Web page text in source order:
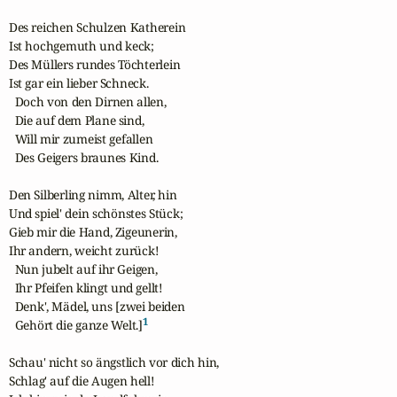
Des reichen Schulzen Katherein
Ist hochgemuth und keck;
Des Müllers rundes Töchterlein
Ist gar ein lieber Schneck.
  Doch von den Dirnen allen,
  Die auf dem Plane sind,
  Will mir zumeist gefallen
  Des Geigers braunes Kind.
Den Silberling nimm, Alter, hin
Und spiel' dein schönstes Stück;
Gieb mir die Hand, Zigeunerin,
Ihr andern, weicht zurück!
  Nun jubelt auf ihr Geigen,
  Ihr Pfeifen klingt und gellt!
  Denk', Mädel, uns [zwei beiden
  Gehört die ganze Welt.]
1
Schau' nicht so ängstlich vor dich hin,
Schlag' auf die Augen hell!